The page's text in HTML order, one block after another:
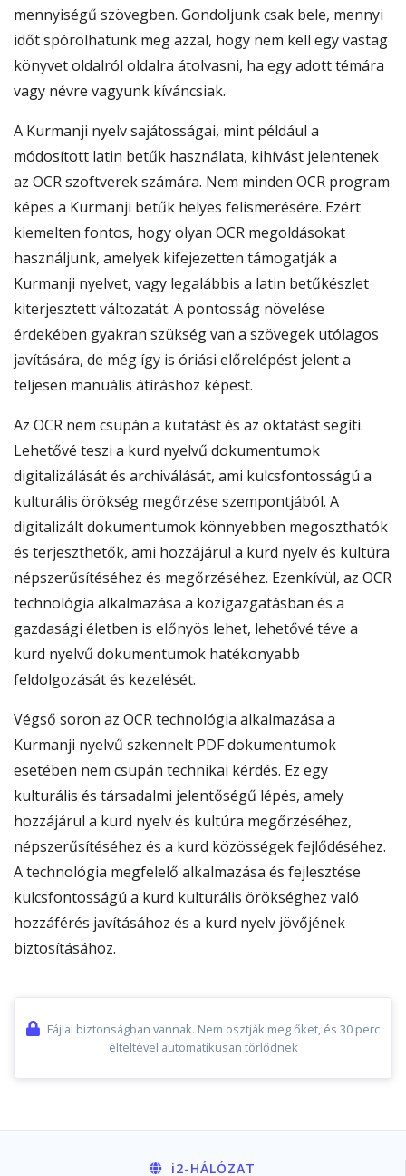
mennyiségű szövegben. Gondoljunk csak bele, mennyi
időt spórolhatunk meg azzal, hogy nem kell egy vastag
könyvet oldalról oldalra átolvasni, ha egy adott témára
vagy névre vagyunk kíváncsiak.
A Kurmanji nyelv sajátosságai, mint például a
módosított latin betűk használata, kihívást jelentenek
az OCR szoftverek számára. Nem minden OCR program
képes a Kurmanji betűk helyes felismerésére. Ezért
kiemelten fontos, hogy olyan OCR megoldásokat
használjunk, amelyek kifejezetten támogatják a
Kurmanji nyelvet, vagy legalábbis a latin betűkészlet
kiterjesztett változatát. A pontosság növelése
érdekében gyakran szükség van a szövegek utólagos
javítására, de még így is óriási előrelépést jelent a
teljesen manuális átíráshoz képest.
Az OCR nem csupán a kutatást és az oktatást segíti.
Lehetővé teszi a kurd nyelvű dokumentumok
digitalizálását és archiválását, ami kulcsfontosságú a
kulturális örökség megőrzése szempontjából. A
digitalizált dokumentumok könnyebben megoszthatók
és terjeszthetők, ami hozzájárul a kurd nyelv és kultúra
népszerűsítéséhez és megőrzéséhez. Ezenkívül, az OCR
technológia alkalmazása a közigazgatásban és a
gazdasági életben is előnyös lehet, lehetővé téve a
kurd nyelvű dokumentumok hatékonyabb
feldolgozását és kezelését.
Végső soron az OCR technológia alkalmazása a
Kurmanji nyelvű szkennelt PDF dokumentumok
esetében nem csupán technikai kérdés. Ez egy
kulturális és társadalmi jelentőségű lépés, amely
hozzájárul a kurd nyelv és kultúra megőrzéséhez,
népszerűsítéséhez és a kurd közösségek fejlődéséhez.
A technológia megfelelő alkalmazása és fejlesztése
kulcsfontosságú a kurd kulturális örökséghez való
hozzáférés javításához és a kurd nyelv jövőjének
biztosításához.
Fájlai biztonságban vannak. Nem osztják meg őket, és 30 perc
elteltével automatikusan törlődnek
i2-HÁLÓZAT